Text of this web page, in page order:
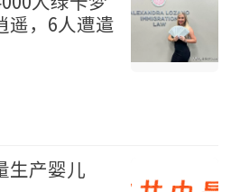
遥，6人遭遣
生产婴儿